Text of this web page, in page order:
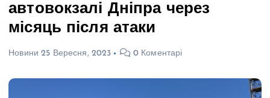
автовокзалі Дніпра через
місяць після атаки
Новини 25 Вересня, 2023 0 Коментарі